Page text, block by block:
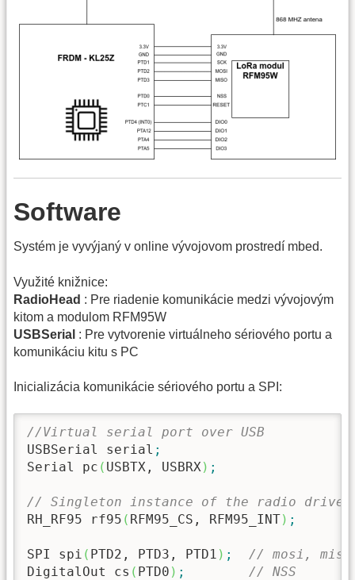
Software
Systém je vyvýjaný v online vývojovom prostredí mbed.
Využité knižnice:
RadioHead : Pre riadenie komunikácie medzi vývojovým
kitom a modulom RFM95W
USBSerial : Pre vytvorenie virtuálneho sériového portu a
komunikáciu kitu s PC
Inicializácia komunikácie sériového portu a SPI:
//Virtual serial port over USB
USBSerial serial ;
Serial pc ( USBTX, USBRX ) ;
// Singleton instance of the radio driver
RH_RF95 rf95 ( RFM95_CS, RFM95_INT) ;
SPI spi ( PTD2, PTD3, PTD1 ) ;
// mosi,
DigitalOut cs ( PTD0 ) ;
// NSS